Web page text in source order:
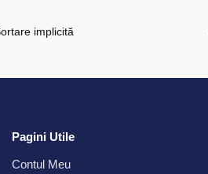
Pagini Utile
Contul Meu